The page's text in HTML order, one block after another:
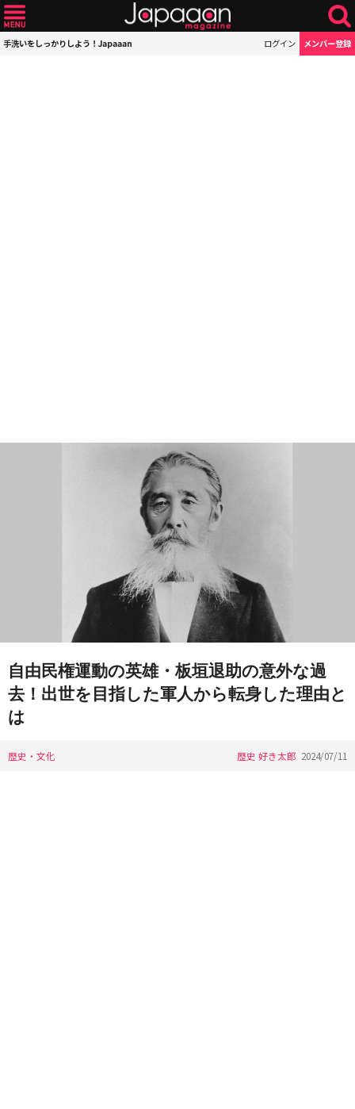
手洗いをしっかりしよう！Japaaan ログイン メンバー登録
自由民権運動の英雄・板垣退助の意外な過
去！出世を目指した軍人から転身した理由と
は
歴史・文化 歴史 好き太郎 2024/07/11